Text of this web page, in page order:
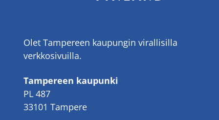
Olet Tampereen kaupungin virallisilla
verkkosivuilla.
Tampereen kaupunki
PL 487
33101 Tampere